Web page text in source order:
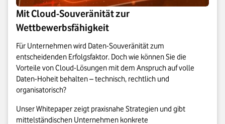
Mit Cloud-Souveränität zur
Wettbewerbsfähigkeit
Für Unternehmen wird Daten-Souveränität zum
entscheidenden Erfolgsfaktor. Doch wie können Sie die
Vorteile von Cloud-Lösungen mit dem Anspruch auf volle
Daten-Hoheit behalten – technisch, rechtlich und
organisatorisch?
Unser Whitepaper zeigt praxisnahe Strategien und gibt
mittelständischen Unternehmen konkrete